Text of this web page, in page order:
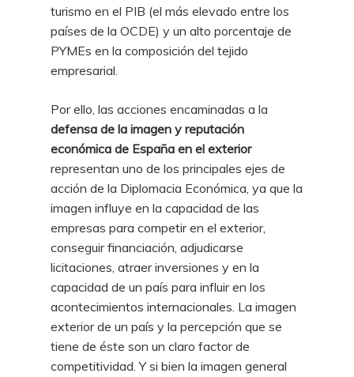
turismo en el PIB (el más elevado entre los
países de la OCDE) y un alto porcentaje de
PYMEs en la composición del tejido
empresarial.
Por ello, las acciones encaminadas a la
defensa de la imagen y reputación
económica de España en el exterior
representan uno de los principales ejes de
acción de la Diplomacia Económica, ya que la
imagen influye en la capacidad de las
empresas para competir en el exterior,
conseguir financiación, adjudicarse
licitaciones, atraer inversiones y en la
capacidad de un país para influir en los
acontecimientos internacionales. La imagen
exterior de un país y la percepción que se
tiene de éste son un claro factor de
competitividad. Y si bien la imagen general